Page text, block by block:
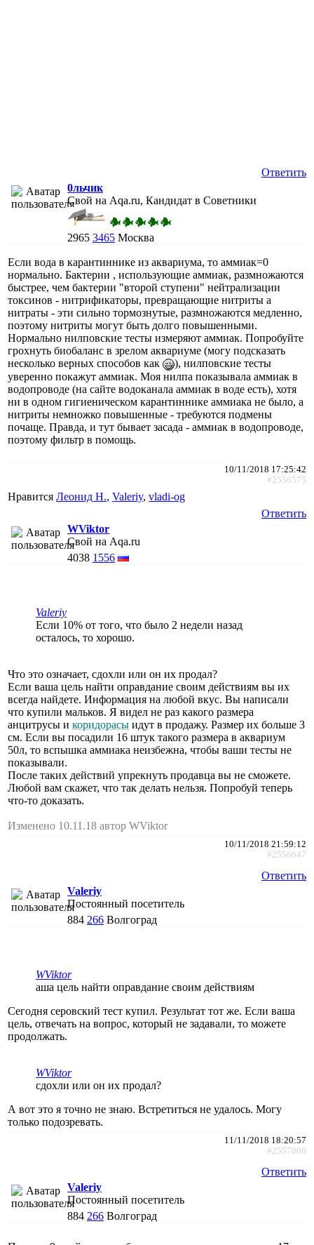
Ответить
0льчик
Свой на Aqa.ru, Кандидат в Советники
2965 3465 Москва
Если вода в карантиннике из аквариума, то аммиак=0
нормально. Бактерии , использующие аммиак, размножаются
быстрее, чем бактерии "второй ступени" нейтрализации
токсинов - нитрификаторы, превращающие нитриты а
нитраты - эти сильно тормознутые, размножаются медленно,
поэтому нитриты могут быть долго повышенными.
Нормально нилповские тесты измеряют аммиак. Попробуйте
грохнуть биобаланс в зрелом аквариуме (могу подсказать
несколько верных способов как
), нилповские тесты
уверенно покажут аммиак. Моя нилпа показывала аммиак в
водопроводе (на сайте водоканала аммиак в воде есть), хотя
ни в одном гигиеническом карантиннике аммиака не было, а
нитриты немножко повышенные - требуются подмены
почаще. Правда, и тут бывает засада - аммиак в водопроводе,
поэтому фильтр в помощь.
10/11/2018 17:25:42
#2556575
Нравится Леонид Н., Valeriy, vladi-og
Ответить
WViktor
Свой на Aqa.ru
4038 1556
Valeriy
Если 10% от того, что было 2 недели назад
осталось, то хорошо.
Что это означает, сдохли или он их продал?
Если ваша цель найти оправдание своим действиям вы их
всегда найдете. Информация на любой вкус. Вы написали
что купили мальков. Я видел не раз какого размера
анцитрусы и коридорасы идут в продажу. Размер их больше 3
см. Если вы посадили 16 штук такого размера в аквариум
50л, то вспышка аммиака неизбежна, чтобы ваши тесты не
показывали.
После таких действий упрекнуть продавца вы не сможете.
Любой вам скажет, что так делать нельзя. Попробуй теперь
что-то доказать.
Изменено 10.11.18 автор WViktor
10/11/2018 21:59:12
#2556647
Ответить
Valeriy
Постоянный посетитель
884 266 Волгоград
WViktor
аша цель найти оправдание своим действиям
Сегодня серовский тест купил. Результат тот же. Если ваша
цель, отвечать на вопрос, который не задавали, то можете
продолжать.
WViktor
сдохли или он их продал?
А вот это я точно не знаю. Встретиться не удалось. Могу
только подозревать.
11/11/2018 18:20:57
#2557006
Ответить
Valeriy
Постоянный посетитель
884 266 Волгоград